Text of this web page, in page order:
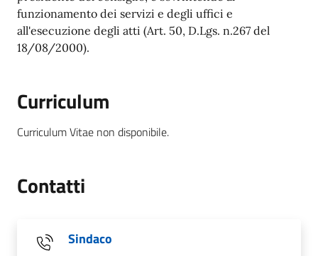
funzionamento dei servizi e degli uffici e
all'esecuzione degli atti (Art. 50, D.Lgs. n.267 del
18/08/2000).
Curriculum
Curriculum Vitae non disponibile.
Contatti
Sindaco